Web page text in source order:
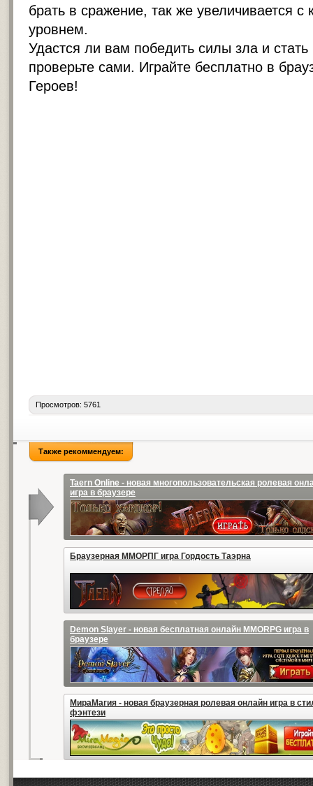
брать в сражение, так же увеличивается
уровнем.
Удастся ли вам победить силы зла и
проверьте сами. Играйте бесплатно в
Героев!
Просмотров: 5761
Также рекоммендуем:
Taern Online - новая многопользовательская ролевая
игра в браузере
Браузерная ММОРПГ игра Гордость Таэрна
Demon Slayer - новая бесплатная онлайн MMORPG игра в
браузере
МираМагия - новая браузерная ролевая онлайн игра в
фэнтези